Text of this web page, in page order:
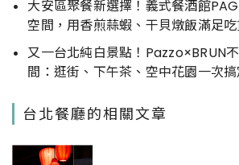
大安區聚餐新選擇！義式餐酒館
空間，用香煎蒜蝦、干貝燉飯滿足
又一台北純白景點！Pazzo×BRUN
間：逛街、下午茶、空中花園一次搞
台北餐廳的相關文章